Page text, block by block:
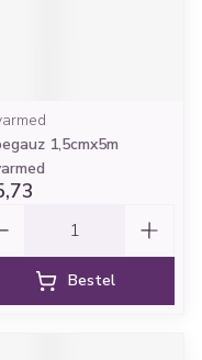
1,5cmx5m
Bestel